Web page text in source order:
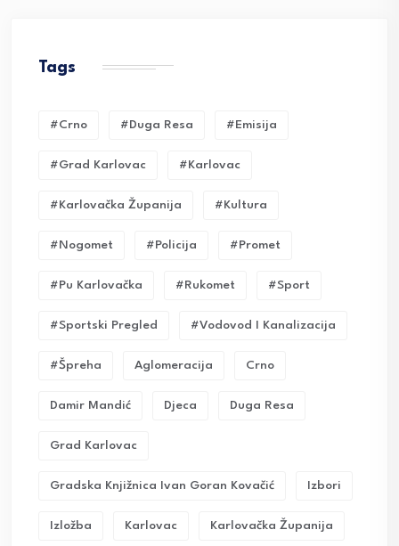
Tags
#crno #duga Resa #emisija
#grad Karlovac #karlovac
#karlovačka Županija #kultura
#nogomet #policija #promet
#pu Karlovačka #rukomet #sport
#sportski Pregled #vodovod I Kanalizacija
#Špreha Aglomeracija Crno
Damir Mandić Djeca Duga Resa
Grad Karlovac
Gradska Knjižnica Ivan Goran Kovačić Izbori
Izložba Karlovac Karlovačka Županija